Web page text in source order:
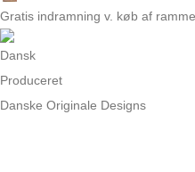
Gratis indramning v. køb af ramme
Danske Originale Designs